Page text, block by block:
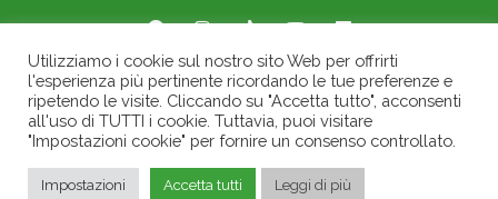
© 2022 Sporting A.S.D. Sala Consilina. All Rights Reserved.
Utilizziamo i cookie sul nostro sito Web per offrirti
l'esperienza più pertinente ricordando le tue preferenze e
ripetendo le visite. Cliccando su "Accetta tutto", acconsenti
all'uso di TUTTI i cookie. Tuttavia, puoi visitare
"Impostazioni cookie" per fornire un consenso controllato.
Impostazioni Accetta tutti Leggi di più